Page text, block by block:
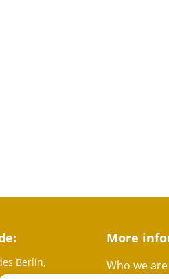
Berlin,
More
Who we are